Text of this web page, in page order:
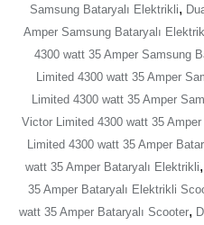
Samsung Bataryalı Elektrikli,
Amper Samsung Bataryalı
4300 watt 35 Amper Samsung
Limited 4300 watt 35 Amper
Limited 4300 watt 35 Amper
Victor Limited 4300 watt 35
Limited 4300 watt 35 Amper
watt 35 Amper Bataryalı Elektrikli,
35 Amper Bataryalı Elektrikli
watt 35 Amper Bataryalı Scooter,